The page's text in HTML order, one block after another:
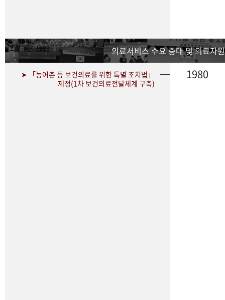
의료서비스 수요 증대 및 의료자
➤ 「농어촌 등 보건의료를 위한 특별 조치법」
제정(1차 보건의료전달체계 구축)
1980